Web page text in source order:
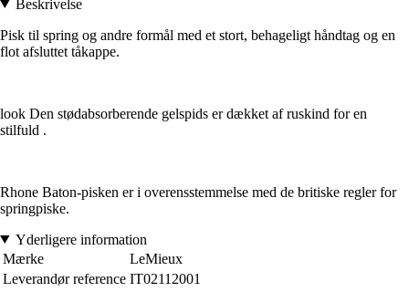
Beskrivelse
Pisk til spring og andre formål med et stort, behageligt håndtag og en
flot afsluttet tåkappe.
look Den stødabsorberende gelspids er dækket af ruskind for en
stilfuld .
Rhone Baton-pisken er i overensstemmelse med de britiske regler for
springpiske.
Yderligere information
Mærke
LeMieux
Leverandør reference IT02112001